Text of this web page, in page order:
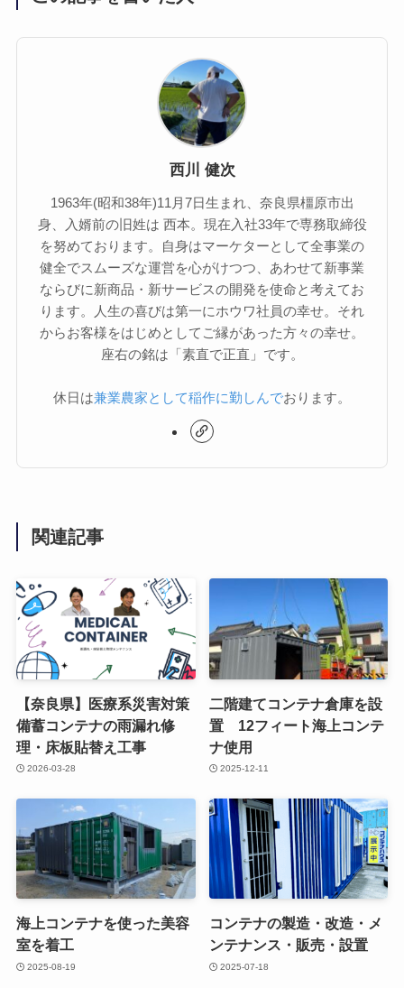
西川 健次
1963年(昭和38年)11月7日生まれ、奈良県橿原市出
身、入婿前の旧姓は 西本。現在入社33年で専務取締役
を努めております。自身はマーケターとして全事業の
健全でスムーズな運営を心がけつつ、あわせて新事業
ならびに新商品・新サービスの開発を使命と考えてお
ります。人生の喜びは第一にホウワ社員の幸せ。それ
からお客様をはじめとしてご縁があった方々の幸せ。
座右の銘は「素直で正直」です。
休日は兼業農家として稲作に勤しんでおります。
関連記事
【奈良県】医療系災害対策
備蓄コンテナの雨漏れ修
理・床板貼替え工事
2026-03-28
二階建てコンテナ倉庫を設
置 12フィート海上コンテ
ナ使用
2025-12-11
海上コンテナを使った美容
室を着工
2025-08-19
コンテナの製造・改造・メ
ンテナンス・販売・設置
2025-07-18